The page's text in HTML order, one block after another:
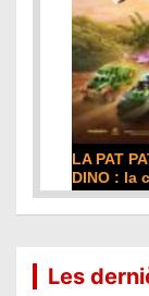
LE FILM -
Les